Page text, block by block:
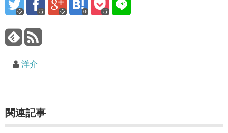
0
洋介
関連記事